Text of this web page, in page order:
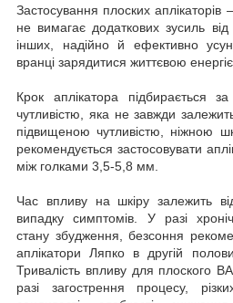
Застосування плоских
не вимагає додаткових зусиль
інших, надійно й ефективно
вранці зарядитися життєвою
Крок аплікатора підбирається
чутливістю, яка не завжди
підвищеною чутливістю, ніжною
рекомендується застосовувати
між голками 3,5-5,8 мм.
Час впливу на шкіру залежить
випадку симптомів. У разі
стану збудження, безсоння
аплікатори Ляпко в другій
Тривалість впливу для плоского
разі загострення процесу,